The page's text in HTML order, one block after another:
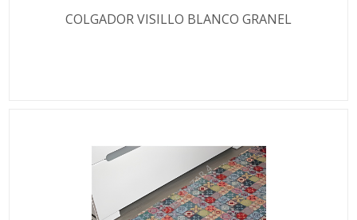
COLGADOR VISILLO BLANCO GRANEL